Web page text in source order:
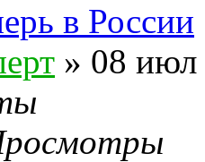
в России
» 08 июл